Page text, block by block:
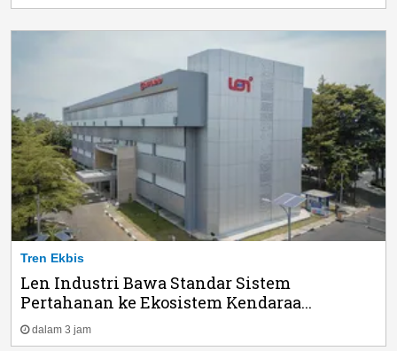
Tren Ekbis
Len Industri Bawa Standar Sistem
Pertahanan ke Ekosistem Kendaraa...
dalam 3 jam